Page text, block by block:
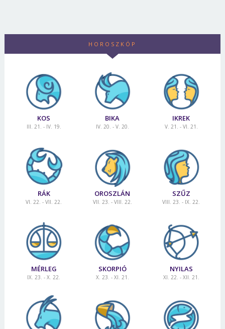
HOROSZKÓP
KOS
III. 21. - IV. 19.
BIKA
IV. 20. - V. 20.
IKREK
V. 21. - VI. 21.
RÁK
VI. 22. - VII. 22.
OROSZLÁN
VII. 23. - VIII. 22.
SZŰZ
VIII. 23. - IX. 22.
MÉRLEG
IX. 23. - X. 22.
SKORPIÓ
X. 23. - XI. 21.
NYILAS
XI. 22. - XII. 21.